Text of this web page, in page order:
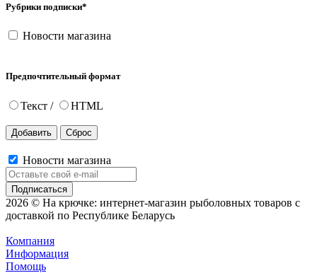
Рубрики подписки*
Новости магазина
Предпочтительный формат
Текст / HTML
Новости магазина
2026 © На крючке: интернет-магазин рыболовных товаров с
доставкой по Республике Беларусь
Компания
Информация
Помощь